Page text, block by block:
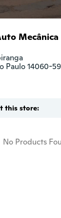
Mecânica
Paulo 14060-
this store:
No Products